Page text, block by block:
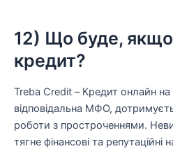
12) Що буде,
кредит?
Treba Credit – Кредит онлайн на
відповідальна МФО,
роботи з простроченнями.
тягне фінансові та репутаційні